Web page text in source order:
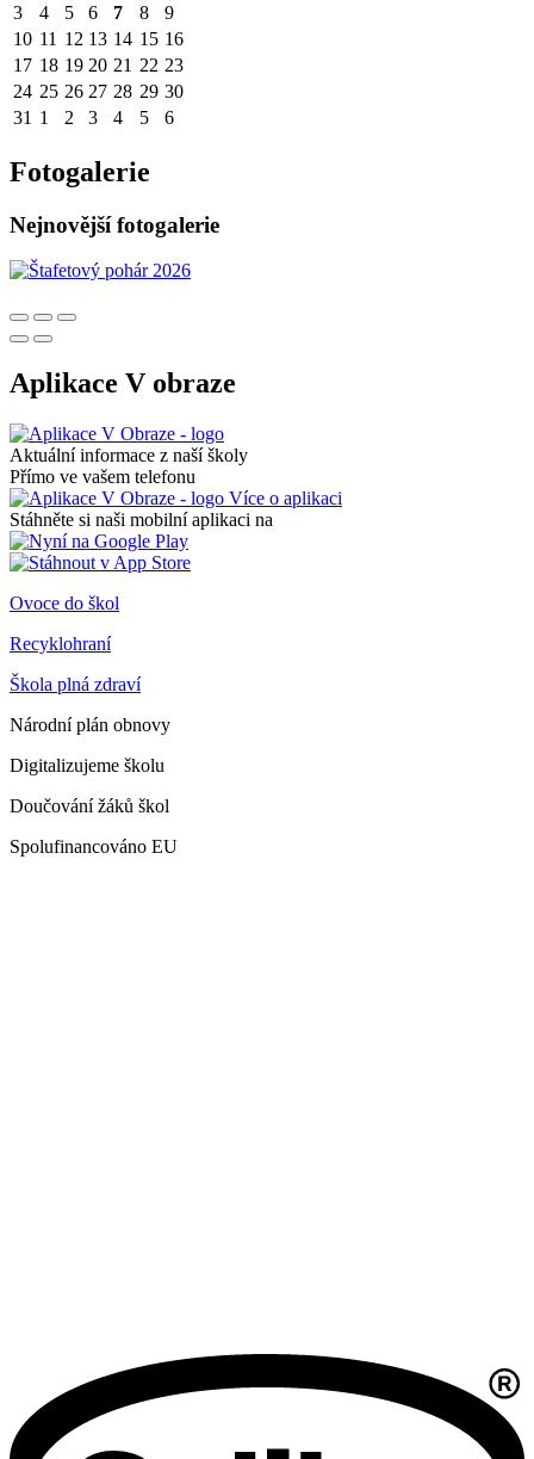
3
4 5 6 7 8
9
10 11 12 13 14 15 16
17 18 19 20 21 22 23
24 25 26 27 28 29 30
31 1 2 3 4 5 6
Fotogalerie
Nejnovější fotogalerie
Aplikace V obraze
Aktuální informace z naší školy
Přímo ve vašem telefonu
Více o aplikaci
Stáhněte si naši mobilní aplikaci na
Ovoce do škol
Recyklohraní
Škola plná zdraví
Národní plán obnovy
Digitalizujeme školu
Doučování žáků škol
Spolufinancováno EU